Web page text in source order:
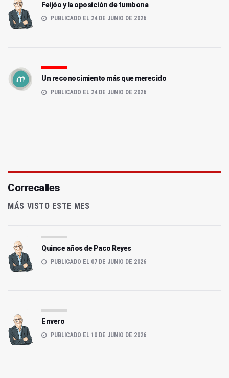
Feijóo y la oposición de tumbona
PUBLICADO EL 24 DE JUNIO DE 2026
Un reconocimiento más que merecido
PUBLICADO EL 24 DE JUNIO DE 2026
Correcalles
MÁS VISTO ESTE MES
Quince años de Paco Reyes
PUBLICADO EL 07 DE JUNIO DE 2026
Envero
PUBLICADO EL 10 DE JUNIO DE 2026